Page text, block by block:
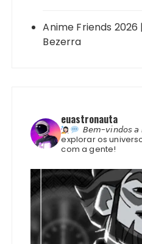
Anime Friends
Bezerra
euastronauta
𝘉𝘦𝘮-𝘷𝘪𝘯𝘥𝘰𝘴 𝘢
explorar os
com a gente!